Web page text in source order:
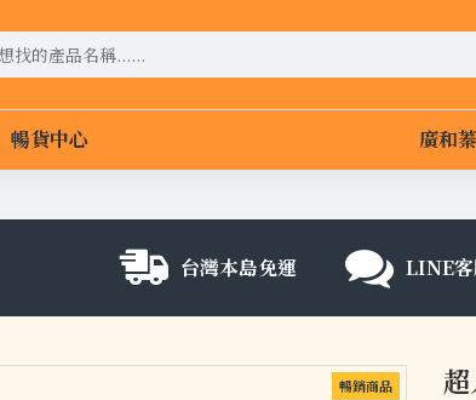
暢貨中心 廣和
台灣本島免運 LINE
暢銷商品